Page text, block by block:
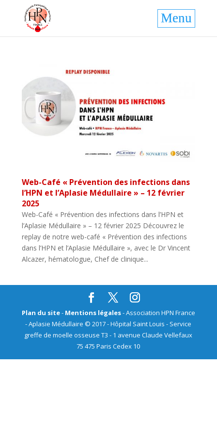
Web-Café « Prévention des infections dans
l’HPN et l’Aplasie Médullaire » – 12 février
2025
Web-Café « Prévention des infections dans l’HPN et
l’Aplasie Médullaire » – 12 février 2025 Découvrez le
replay de notre web-café « Prévention des infections
dans l’HPN et l’Aplasie Médullaire », avec le Dr Vincent
Alcazer, hématologue, Chef de clinique...
Plan du site- Mentions légales- Association HPN France
- Aplasie Médullaire © 2017 - Hôpital Saint Louis - Service
greffe de moelle osseuse T3 - 1 avenue Claude Vellefaux
75 475 Paris Cedex 10